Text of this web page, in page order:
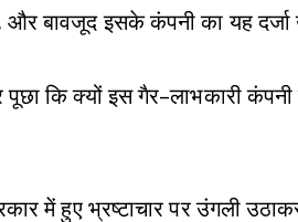
बावजूद इसके कंपनी का यह दर्जा
कि क्यों इस गैर-लाभकारी
में हुए भ्रष्टाचार पर उंगली